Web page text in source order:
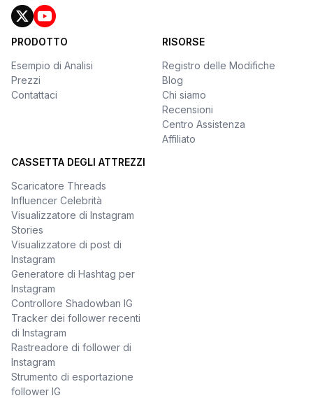
PRODOTTO
Esempio di Analisi
Prezzi
Contattaci
RISORSE
Registro delle Modifiche
Blog
Chi siamo
Recensioni
Centro Assistenza
Affiliato
CASSETTA DEGLI ATTREZZI
Scaricatore Threads
Influencer Celebrità
Visualizzatore di Instagram
Stories
Visualizzatore di post di
Instagram
Generatore di Hashtag per
Instagram
Controllore Shadowban IG
Tracker dei follower recenti
di Instagram
Rastreadore di follower di
Instagram
Strumento di esportazione
follower IG